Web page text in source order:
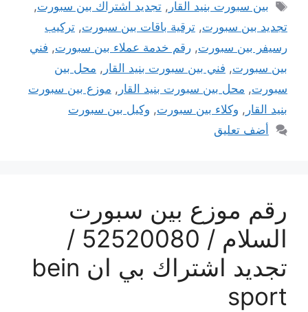
الوسوم
بين سبورت بنيد القار ,تجديد اشتراك بين سبورت,
تجديد بين سبورت, ترقية باقات بين سبورت, تركيب
رسيفر بين سبورت, رقم خدمة عملاء بين سبورت, فني
بين سبورت, فني بين سبورت بنيد القار , محل بين
سبورت, محل بين سبورت بنيد القار , موزع بين سبورت
بنيد القار , وكلاء بين سبورت, وكيل بين سبورت
أضف تعليق
رقم موزع بين سبورت
السلام / 52520080 /
تجديد اشتراك بي ان bein
sport